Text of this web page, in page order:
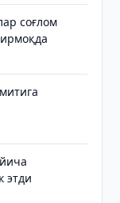
соғлом
этди